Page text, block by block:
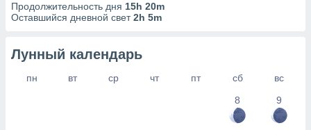
Продолжительность дня 15h 20m
Оставшийся дневной свет2h 5m
Лунный календарь
пн вт ср чт пт сб
вс
8
9